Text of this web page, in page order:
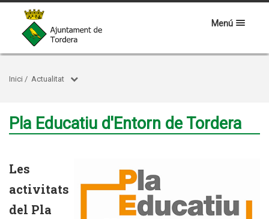
Menú
Inici / Actualitat
Pla Educatiu d'Entorn de Tordera
Les
activitats
del Pla